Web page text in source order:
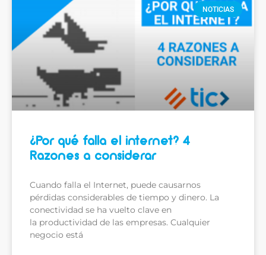
NOTICIAS
¿Por qué falla el internet? 4
Razones a considerar
Cuando falla el Internet, puede causarnos
pérdidas considerables de tiempo y dinero. La
conectividad se ha vuelto clave en
la productividad de las empresas. Cualquier
negocio está